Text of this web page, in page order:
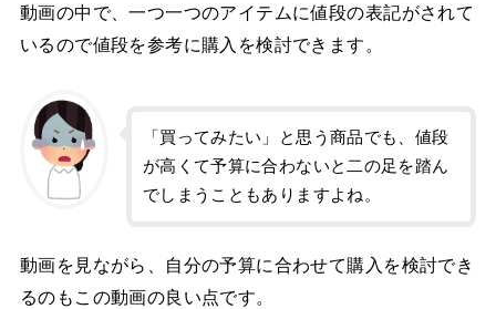
動画の中で、一つ一つのアイテムに値段の表記がされて
いるので値段を参考に購入を検討できます。
「買ってみたい」と思う商品でも、値段
が高くて予算に合わないと二の足を踏ん
でしまうこともありますよね。
動画を見ながら、自分の予算に合わせて購入を検討でき
るのもこの動画の良い点です。